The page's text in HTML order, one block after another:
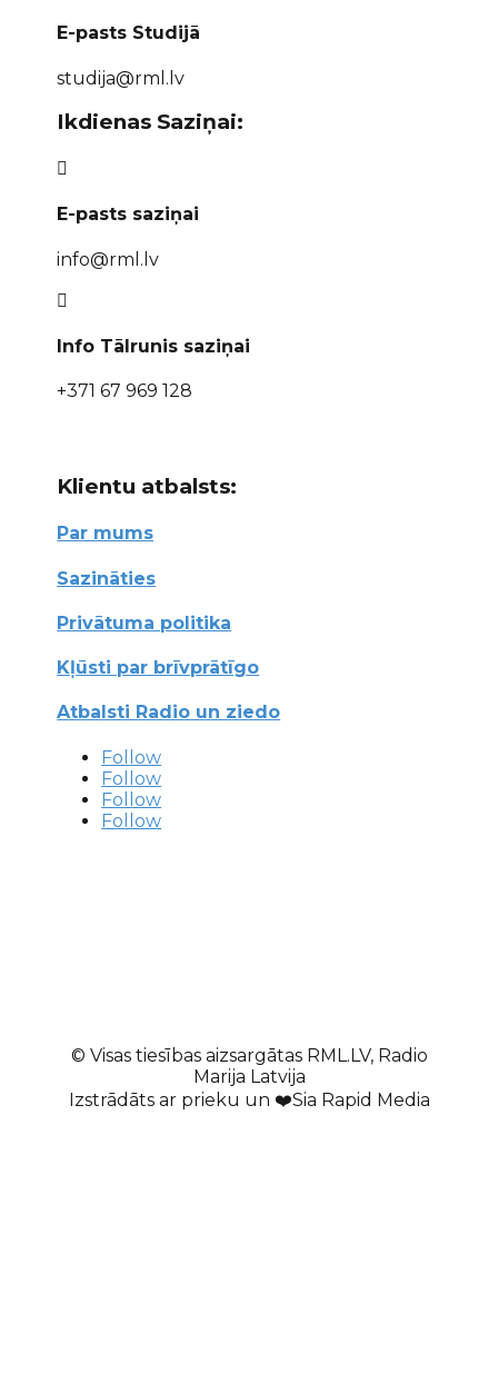
E-pasts Studijā
studija@rml.lv
Ikdienas Saziņai:

E-pasts saziņai
info@rml.lv

Info Tālrunis saziņai
+371 67 969 128
Klientu atbalsts:
Par mums
Sazināties
Privātuma politika
Kļūsti par brīvprātīgo
Atbalsti Radio un ziedo
Follow
Follow
Follow
Follow
© Visas tiesības aizsargātas RML.LV, Radio
Marija Latvija
Izstrādāts ar prieku un ❤️Sia Rapid Media